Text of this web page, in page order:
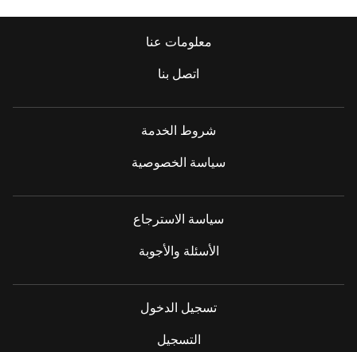
معلومات عنا
اتصل بنا
شروط الخدمة
سياسة الخصوصية
سياسة الاسترجاع
الأسئلة والأجوبة
تسجيل الدخول
التسجيل